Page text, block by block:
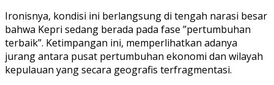
Ironisnya, kondisi ini berlangsung di tengah narasi besar
bahwa Kepri sedang berada pada fase ”pertumbuhan
terbaik”. Ketimpangan ini, memperlihatkan adanya
jurang antara pusat pertumbuhan ekonomi dan wilayah
kepulauan yang secara geografis terfragmentasi.